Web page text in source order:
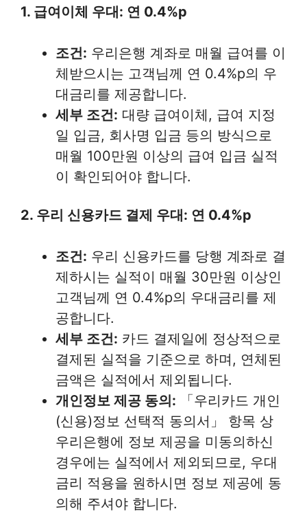
1. 급여이체 우대: 연 0.4%p
조건: 우리은행 계좌로 매월 급여를 이
체받으시는 고객님께 연 0.4%p의 우
대금리를 제공합니다.
세부 조건: 대량 급여이체, 급여 지정
일 입금, 회사명 입금 등의 방식으로
매월 100만원 이상의 급여 입금 실적
이 확인되어야 합니다.
2. 우리 신용카드 결제 우대: 연 0.4%p
조건: 우리 신용카드를 당행 계좌로 결
제하시는 실적이 매월 30만원 이상인
고객님께 연 0.4%p의 우대금리를 제
공합니다.
세부 조건: 카드 결제일에 정상적으로
결제된 실적을 기준으로 하며, 연체된
금액은 실적에서 제외됩니다.
개인정보 제공 동의: 「우리카드 개인
(신용)정보 선택적 동의서」 항목 상
우리은행에 정보 제공을 미동의하신
경우에는 실적에서 제외되므로, 우대
금리 적용을 원하시면 정보 제공에 동
의해 주셔야 합니다.